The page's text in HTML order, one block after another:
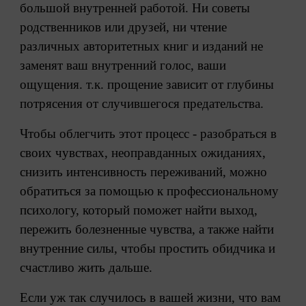
большой внутренней работой. Ни советы
родственников или друзей, ни чтение
различных авторитетных книг и изданий не
заменят ваш внутренний голос, ваши
ощущения. т.к. прощение зависит от глубины
потрясения от случившегося предательства.
Чтобы облегчить этот процесс - разобраться в
своих чувствах, неоправданных ожиданиях,
снизить интенсивность переживаний, можно
обратиться за помощью к профессиональному
психологу, который поможет найти выход,
пережить болезненные чувства, а также найти
внутренние силы, чтобы простить обидчика и
счастливо жить дальше.
Если уж так случилось в вашей жизни, что вам